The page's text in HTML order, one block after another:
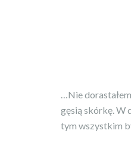
…Nie
gęsią skórkę. W
tym wszystkim